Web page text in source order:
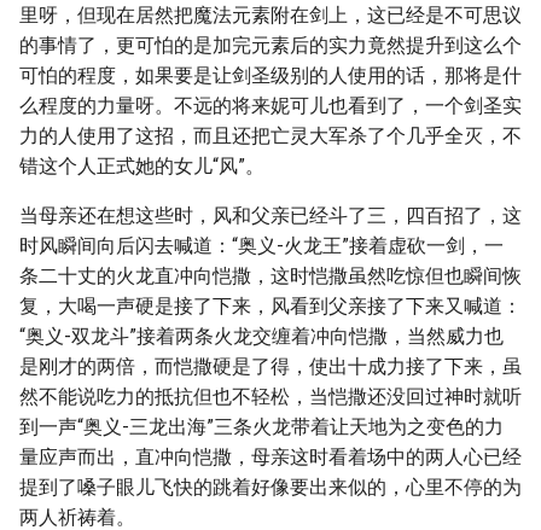
里呀，但现在居然把魔法元素附在剑上，这已经是不可思议
的事情了，更可怕的是加完元素后的实力竟然提升到这么个
可怕的程度，如果要是让剑圣级别的人使用的话，那将是什
么程度的力量呀。不远的将来妮可儿也看到了，一个剑圣实
力的人使用了这招，而且还把亡灵大军杀了个几乎全灭，不
错这个人正式她的女儿“风”。
当母亲还在想这些时，风和父亲已经斗了三，四百招了，这
时风瞬间向后闪去喊道：“奥义-火龙王”接着虚砍一剑，一
条二十丈的火龙直冲向恺撒，这时恺撒虽然吃惊但也瞬间恢
复，大喝一声硬是接了下来，风看到父亲接了下来又喊道：
“奥义-双龙斗”接着两条火龙交缠着冲向恺撒，当然威力也
是刚才的两倍，而恺撒硬是了得，使出十成力接了下来，虽
然不能说吃力的抵抗但也不轻松，当恺撒还没回过神时就听
到一声“奥义-三龙出海”三条火龙带着让天地为之变色的力
量应声而出，直冲向恺撒，母亲这时看着场中的两人心已经
提到了嗓子眼儿飞快的跳着好像要出来似的，心里不停的为
两人祈祷着。